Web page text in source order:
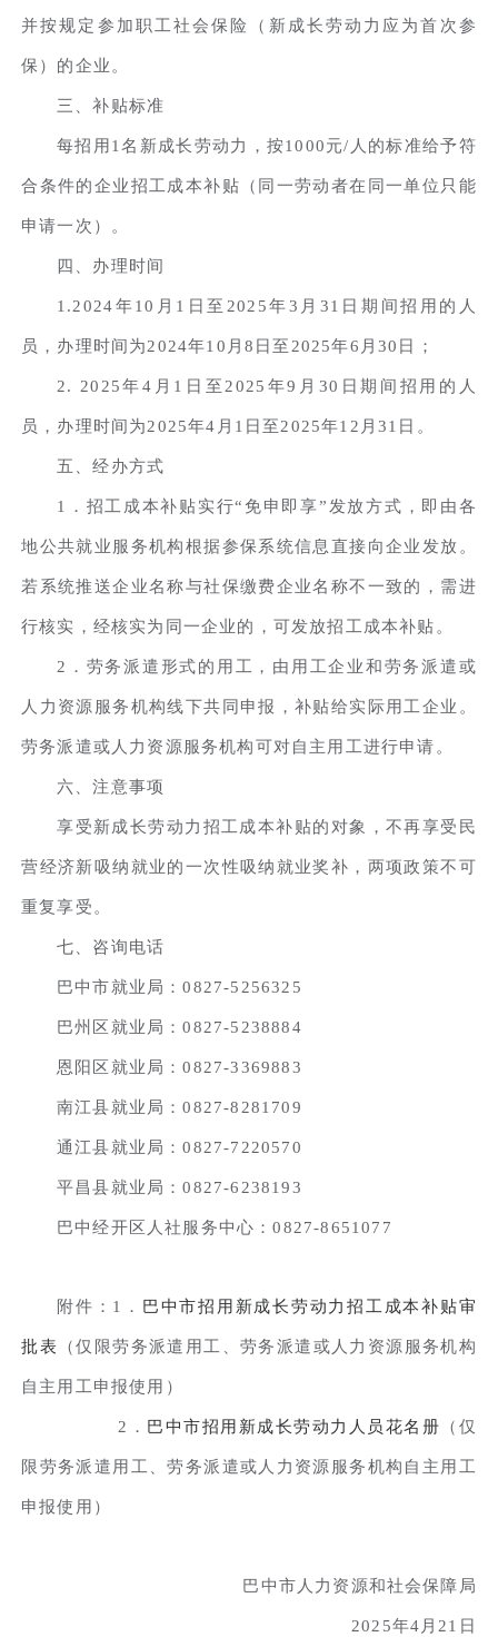
并按规定参加职工社会保险（新成长劳动力应为首次参
保）的企业。
三、补贴标准
每招用1名新成长劳动力，按1000元/人的标准给予符
合条件的企业招工成本补贴（同一劳动者在同一单位只能
申请一次）。
四、办理时间
1.2024年10月1日至2025年3月31日期间招用的人
员，办理时间为2024年10月8日至2025年6月30日；
2. 2025年4月1日至2025年9月30日期间招用的人
员，办理时间为2025年4月1日至2025年12月31日。
五、经办方式
1．招工成本补贴实行“免申即享”发放方式，即由各
地公共就业服务机构根据参保系统信息直接向企业发放。
若系统推送企业名称与社保缴费企业名称不一致的，需进
行核实，经核实为同一企业的，可发放招工成本补贴。
2．劳务派遣形式的用工，由用工企业和劳务派遣或
人力资源服务机构线下共同申报，补贴给实际用工企业。
劳务派遣或人力资源服务机构可对自主用工进行申请。
六、注意事项
享受新成长劳动力招工成本补贴的对象，不再享受民
营经济新吸纳就业的一次性吸纳就业奖补，两项政策不可
重复享受。
七、咨询电话
巴中市就业局：0827-5256325
巴州区就业局：0827-5238884
恩阳区就业局：0827-3369883
南江县就业局：0827-8281709
通江县就业局：0827-7220570
平昌县就业局：0827-6238193
巴中经开区人社服务中心：0827-8651077
附件：1． 巴中市招用新成长劳动力招工成本补贴审
批表 （仅限劳务派遣用工、劳务派遣或人力资源服务机构
自主用工申报使用）
2． 巴中市招用新成长劳动力人员花名册 （仅
限劳务派遣用工、劳务派遣或人力资源服务机构自主用工
申报使用）
巴中市人力资源和社会保障局
2025年4月21日